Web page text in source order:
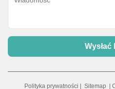
Wysłać
Polityka prywatności Sitemap |